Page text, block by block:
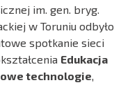
im. gen. bryg.
w Toruniu odbyło
spotkanie sieci
Edukacja
technologie,